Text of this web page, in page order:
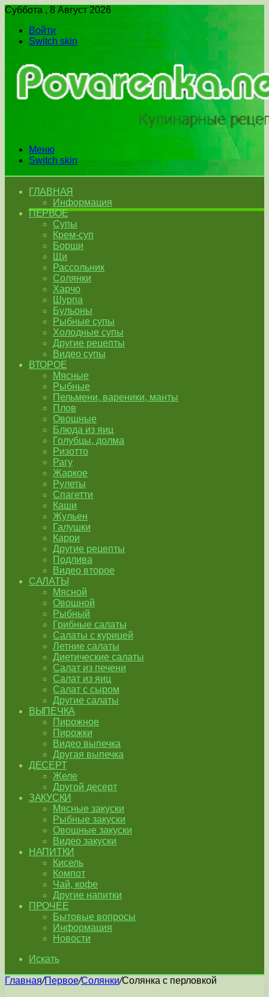
Суббота , 8 Август 2026
Войти
Switch skin
Меню
Switch skin
ГЛАВНАЯ
Информация
ПЕРВОЕ
Супы
Крем-суп
Борщи
Щи
Рассольник
Солянки
Харчо
Шурпа
Бульоны
Рыбные супы
Холодные супы
Другие рецепты
Видео супы
ВТОРОЕ
Мясные
Рыбные
Пельмени, вареники, манты
Плов
Овощные
Блюда из яиц
Голубцы, долма
Ризотто
Рагу
Жаркое
Рулеты
Спагетти
Каши
Жульен
Галушки
Карри
Другие рецепты
Подлива
Видео второе
САЛАТЫ
Мясной
Овощной
Рыбный
Грибные салаты
Салаты с курицей
Летние салаты
Диетические салаты
Салат из печени
Салат из яиц
Салат с сыром
Другие салаты
ВЫПЕЧКА
Пирожное
Пирожки
Видео выпечка
Другая выпечка
ДЕСЕРТ
Желе
Другой десерт
ЗАКУСКИ
Мясные закуски
Рыбные закуски
Овощные закуски
Видео закуски
НАПИТКИ
Кисель
Компот
Чай, кофе
Другие напитки
ПРОЧЕЕ
Бытовые вопросы
Информация
Новости
Искать
Главная/Первое/Солянки/Солянка с перловкой